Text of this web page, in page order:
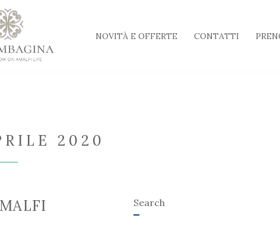
NOVITÀ E OFFERTE CONTATTI
2020
Search